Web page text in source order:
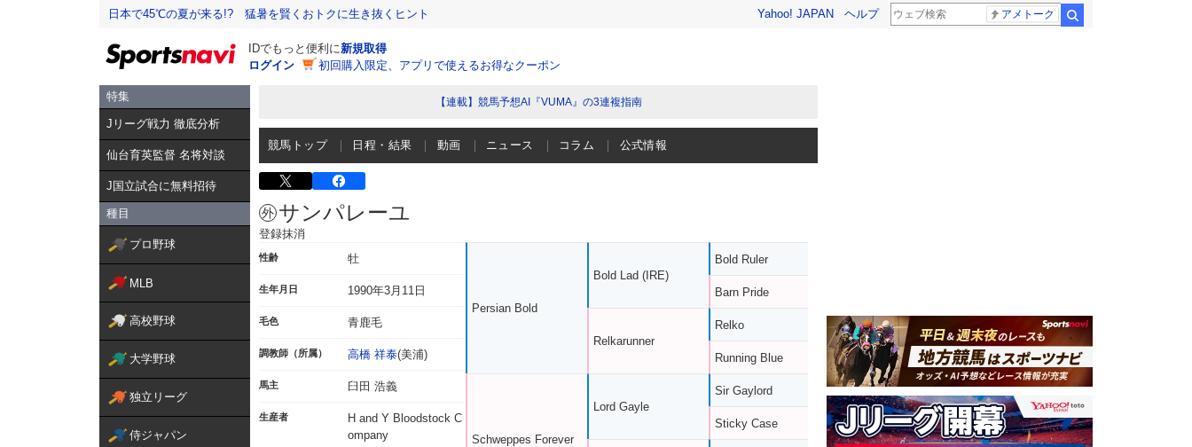
日本で45℃の夏が来る!? 猛暑を賢くおトクに生き抜くヒント Yahoo! JAPAN ヘルプ アメトーク
IDでもっと便利に新規取得
ログイン
初回購入限定、アプリで使えるお得なクーポン
特集
Jリーグ戦力 徹底分析
仙台育英監督 名将対談
J国立試合に無料招待
種目
プロ野球
MLB
高校野球
大学野球
独立リーグ
侍ジャパン
【連載】競馬予想AI『VUMA』の3連複指南
競馬トップ 日程・結果 動画 ニュース コラム 公式情報
サンパレーユ
登録抹消
性齢 牡
生年月日 1990年3月11日
毛色 青鹿毛
調教師（所属） 高橋 祥泰(美浦)
馬主 臼田 浩義
生産者
H and Y Bloodstock C
ompany
Persian Bold
Schweppes Forever
Bold Lad (IRE)
Relkarunner
Lord Gayle
Bold Ruler
Barn Pride
Relko
Running Blue
Sir Gaylord
Sticky Case